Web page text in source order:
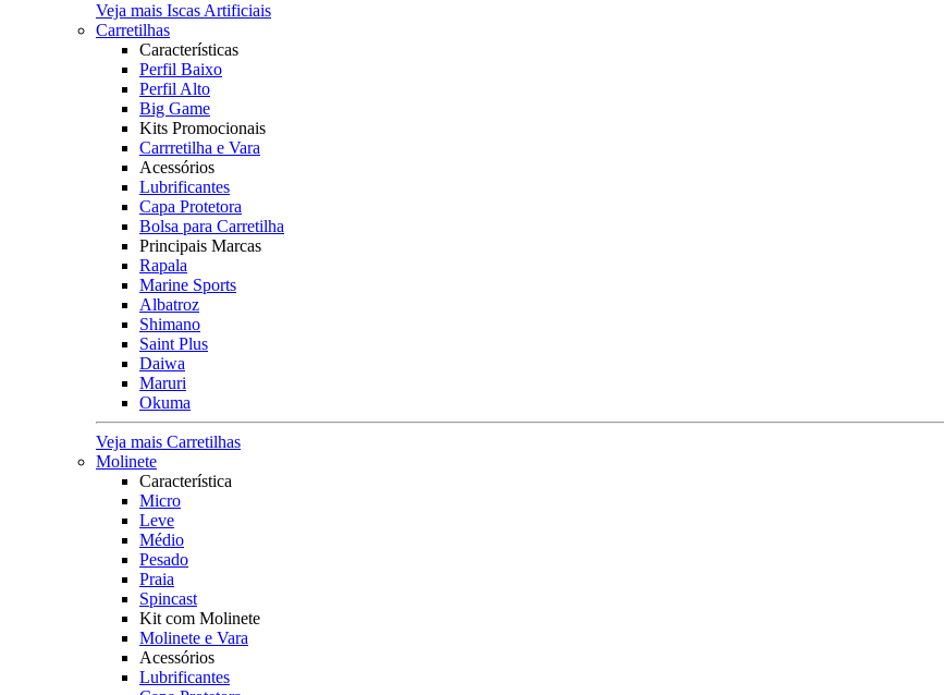
Veja mais Iscas Artificiais
Carretilhas
Características
Perfil Baixo
Perfil Alto
Big Game
Kits Promocionais
Carrretilha e Vara
Acessórios
Lubrificantes
Capa Protetora
Bolsa para Carretilha
Principais Marcas
Rapala
Marine Sports
Albatroz
Shimano
Saint Plus
Daiwa
Maruri
Okuma
Veja mais Carretilhas
Molinete
Característica
Micro
Leve
Médio
Pesado
Praia
Spincast
Kit com Molinete
Molinete e Vara
Acessórios
Lubrificantes